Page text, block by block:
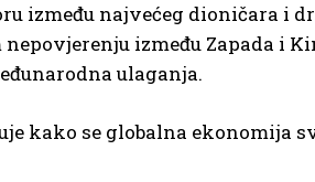
između najvećeg dioničara i
između Zapada i
ulaganja.
kako se globalna ekonomija